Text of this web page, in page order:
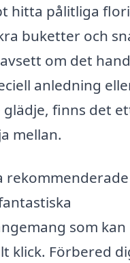
hitta pålitliga
buketter och
om det
anledning
finns det
mellan.
som kan
klick. Förbered